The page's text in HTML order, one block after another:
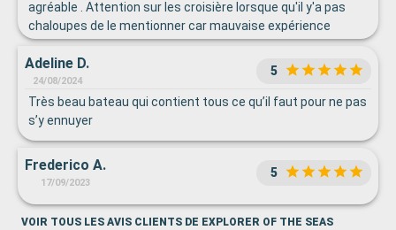
agréable . Attention sur les croisière lorsque qu'il y'a pas
chaloupes de le mentionner car mauvaise expérience
d'attente
Adeline D.
24/08/2024
5
Très beau bateau qui contient tous ce qu’il faut pour ne pas
s’y ennuyer
Frederico A.
17/09/2023
5
VOIR TOUS LES AVIS CLIENTS DE EXPLORER OF THE SEAS